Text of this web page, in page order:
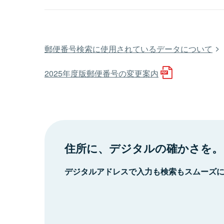
郵便番号検索に使用されているデータについて
2025年度版郵便番号の変更案内
住所に、デジタルの確かさを。
デジタルアドレスで入力も検索もスムーズ